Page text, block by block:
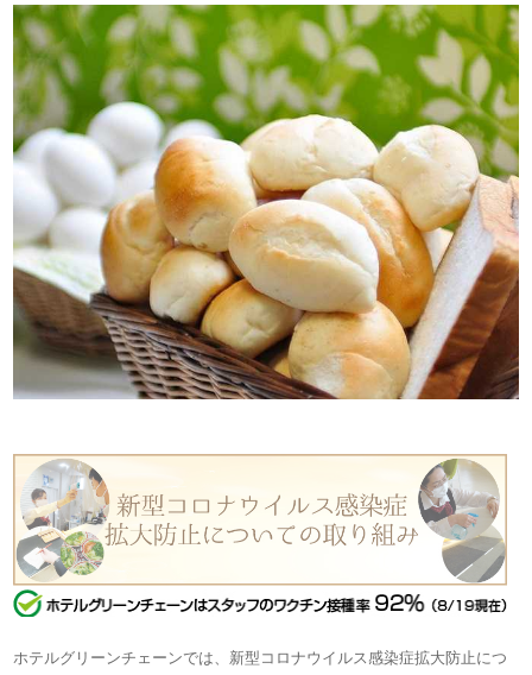
ホテルグリーンチェーンでは、新型コロナウイルス感染症拡大防止につ